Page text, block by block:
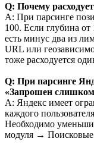
Q: Почему
A: При парсинге
100. Если глубина от
есть минус два из
URL или
тоже расходуется
Q: При парсинге
«Запрошен
A: Яндекс имеет
каждого
Необходимо
модуля →